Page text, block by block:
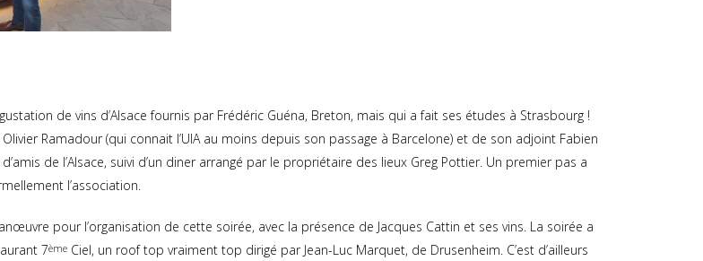
de vins d’Alsace fournis par Frédéric Guéna, Breton, mais qui a fait ses études à Strasbourg !
Ramadour (qui connait l’UIA au moins depuis son passage à Barcelone) et de son adjoint Fabien
de l’Alsace, suivi d’un diner arrangé par le propriétaire des lieux Greg Pottier. Un premier pas a
l’association.
pour l’organisation de cette soirée, avec la présence de Jacques Cattin et ses vins. La soirée a
7ème Ciel, un roof top vraiment top dirigé par Jean-Luc Marquet, de Drusenheim. C’est d’ailleurs